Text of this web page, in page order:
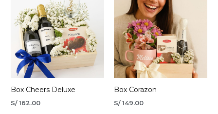
Box Cheers Deluxe
S/162.00
Box Corazon
S/ 149.00